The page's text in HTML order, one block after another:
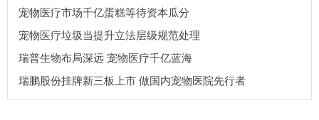
宠物医疗市场千亿蛋糕等待资本瓜分
宠物医疗垃圾当提升立法层级规范处理
瑞普生物布局深远 宠物医疗千亿蓝海
瑞鹏股份挂牌新三板上市 做国内宠物医院先行者